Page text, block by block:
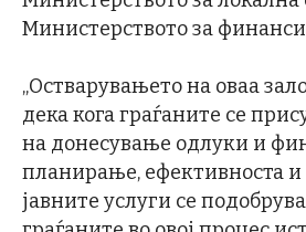
Министерството за
„Остварувањето на оваа
дека кога граѓаните се
на донесување одлуки и
планирање, ефективноста и
јавните услуги се